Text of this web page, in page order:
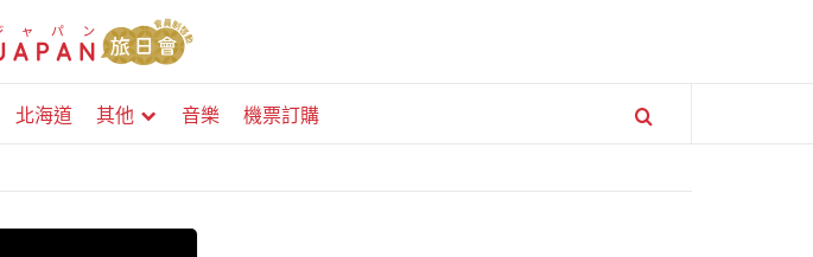
北海道 其他 音樂 機票訂購